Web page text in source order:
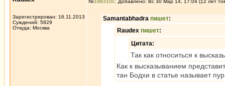
Зарегистрирован: 16.11.2013
Суждений: 5829
Откуда: Москва
№198310 Добавлено: Вс 30 Мар 14, 17:04 (12 лет
Samantabhadra пишет:
Raudex пишет:
Цитата:
Так как относиться к
Как к высказыванием
тан Бодхи в статье называет